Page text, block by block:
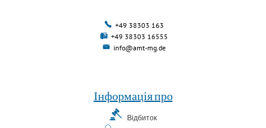
+49 38303 163
+49 38303 16555
info@amt-mg.de
Інформація про
Відбиток